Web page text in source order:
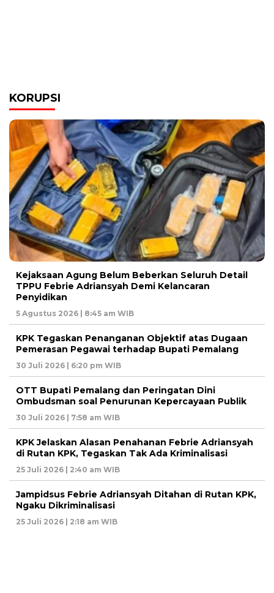
KORUPSI
Kejaksaan Agung Belum Beberkan Seluruh Detail
TPPU Febrie Adriansyah Demi Kelancaran
Penyidikan
5 Agustus 2026 | 8:45 am WIB
KPK Tegaskan Penanganan Objektif atas Dugaan
Pemerasan Pegawai terhadap Bupati Pemalang
30 Juli 2026 | 6:20 pm WIB
OTT Bupati Pemalang dan Peringatan Dini
Ombudsman soal Penurunan Kepercayaan Publik
30 Juli 2026 | 7:58 am WIB
KPK Jelaskan Alasan Penahanan Febrie Adriansyah
di Rutan KPK, Tegaskan Tak Ada Kriminalisasi
25 Juli 2026 | 2:40 am WIB
Jampidsus Febrie Adriansyah Ditahan di Rutan KPK,
Ngaku Dikriminalisasi
25 Juli 2026 | 2:18 am WIB